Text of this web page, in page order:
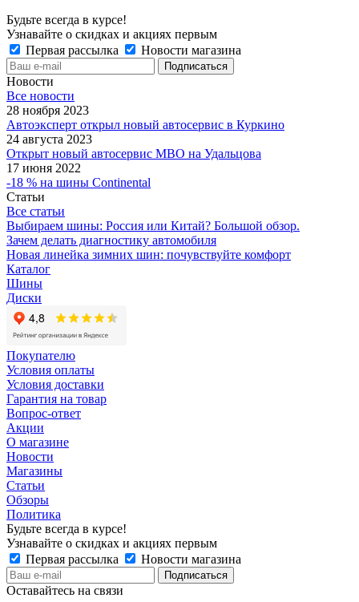
Будьте всегда в курсе!
Узнавайте о скидках и акциях первым
Первая рассылка
Новости магазина
Новости
Все новости
28 ноября 2023
Автоэксперт открыл новый автосервис в Куркино
24 августа 2023
Открыт новый автосервис МВО на Удальцова
17 июня 2022
-18 % на шины Continental
Статьи
Все статьи
Выбираем шины: Россия или Китай? Большой обзор.
Зачем делать диагностику автомобиля
Новая линейка зимних шин: почувствуйте комфорт
Каталог
Шины
Диски
Покупателю
Условия оплаты
Условия доставки
Гарантия на товар
Вопрос-ответ
Акции
О магазине
Новости
Магазины
Статьи
Обзоры
Политика
Будьте всегда в курсе!
Узнавайте о скидках и акциях первым
Первая рассылка
Новости магазина
Оставайтесь на связи